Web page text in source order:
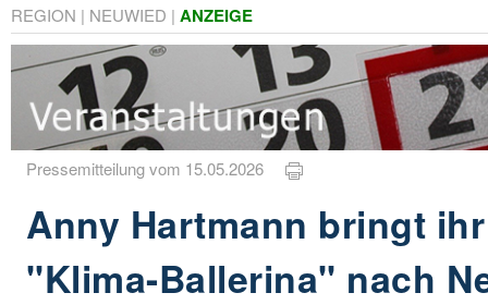
REGION | NEUWIED | ANZEIGE
Pressemitteilung vom 15.05.2026
Anny Hartmann bringt
"Klima-Ballerina" nach